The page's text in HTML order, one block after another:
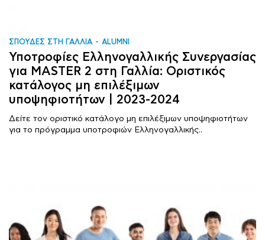
ΣΠΟΥΔΕΣ ΣΤΗ ΓΑΛΛΙΑ ALUMNI
Υποτροφίες Ελληνογαλλικής Συνεργασίας
για MASTER 2 στη Γαλλία: Οριστικός
κατάλογος μη επιλέξιμων
υποψηφιοτήτων | 2023-2024
Δείτε τον οριστικό κατάλογο μη επιλέξιμων υποψηφιοτήτων
για το πρόγραμμα υποτροφιών Ελληνογαλλικής..